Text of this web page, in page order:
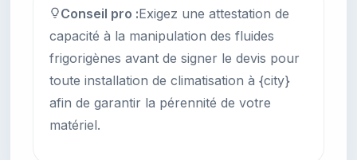
Conseil pro :Exigez une attestation de
capacité à la manipulation des fluides
frigorigènes avant de signer le devis pour
toute installation de climatisation à {city}
afin de garantir la pérennité de votre
matériel.